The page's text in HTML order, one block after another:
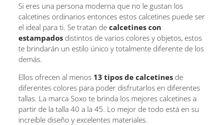
Si eres una persona moderna que no le gustan los
calcetines ordinarios entonces estos calcetines puede ser
el ideal para ti. Se tratan de calcetines con
estampadosdistintos de varios colores y objetos, estos
te brindarán un estilo único y totalmente diferente de los
demás.
Ellos ofrecen al menos13 tipos de calcetinesde
diferentes colores para poder disfrutarlos en diferentes
tallas. La marca Soxo te brinda los mejores calcetines a
partir de la talla 40 a la 45. Lo mejor de todo está en su
increíble diseño y excelentes materiales.